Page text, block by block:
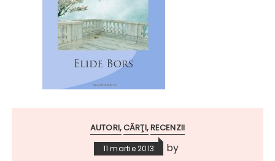
AUTORI CĂRŢI RECENZII
11 martie 2013 by